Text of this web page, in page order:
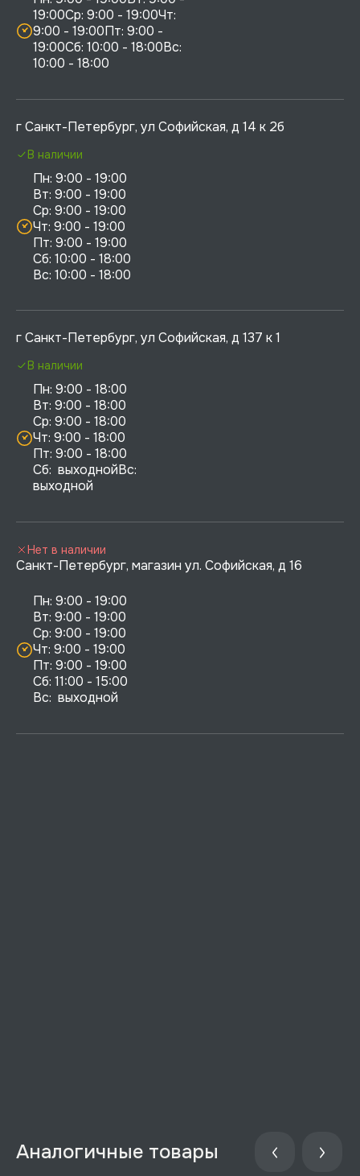
19:00Ср: 9:00 - 19:00Чт:
9:00 - 19:00Пт: 9:00 -
19:00Сб: 10:00 - 18:00Вс:
10:00 - 18:00
г Санкт-Петербург, ул Софийская, д 14 к 2б
Пн: 9:00 - 19:00
Вт: 9:00 - 19:00
Ср: 9:00 - 19:00
Чт: 9:00 - 19:00
Пт: 9:00 - 19:00
Сб: 10:00 - 18:00
В наличии
г Санкт-Петербург, ул Софийская, д 137 к 1
Пн: 9:00 - 18:00
Вт: 9:00 - 18:00
Ср: 9:00 - 18:00
Чт: 9:00 - 18:00
Пт: 9:00 - 18:00
Сб:  выходнойВс:
выходной
В наличии
Санкт-Петербург, магазин ул. Софийская, д 16
Пн: 9:00 - 19:00
Вт: 9:00 - 19:00
Ср: 9:00 - 19:00
Чт: 9:00 - 19:00
Пт: 9:00 - 19:00
Сб: 11:00 - 15:00
Вс:  выходной
Нет в наличии
Аналогичные товары